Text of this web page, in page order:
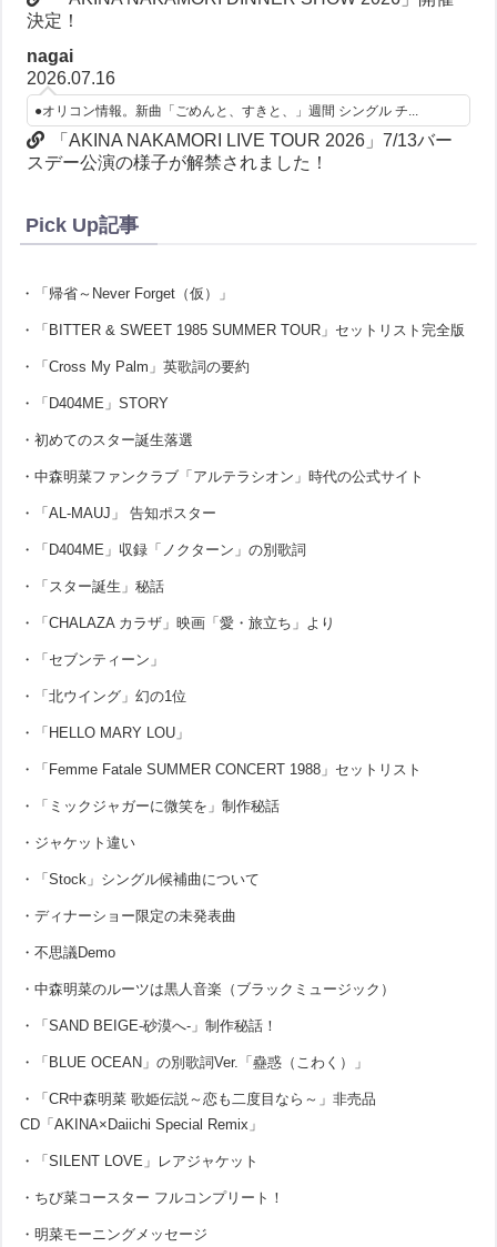
決定！
nagai
2026.07.16
●オリコン情報。新曲「ごめんと、すきと、」週間 シングル チ...
「AKINA NAKAMORI LIVE TOUR 2026」7/13バー
スデー公演の様子が解禁されました！
Pick Up記事
・「帰省～Never Forget（仮）」
・「BITTER & SWEET 1985 SUMMER TOUR」セットリスト完全版
・「Cross My Palm」英歌詞の要約
・「D404ME」STORY
・初めてのスター誕生落選
・中森明菜ファンクラブ「アルテラシオン」時代の公式サイト
・「AL-MAUJ」 告知ポスター
・「D404ME」収録「ノクターン」の別歌詞
・「スター誕生」秘話
・「CHALAZA カラザ」映画「愛・旅立ち」より
・「セブンティーン」
・「北ウイング」幻の1位
・「HELLO MARY LOU」
・「Femme Fatale SUMMER CONCERT 1988」セットリスト
・「ミックジャガーに微笑を」制作秘話
・ジャケット違い
・「Stock」シングル候補曲について
・ディナーショー限定の未発表曲
・不思議Demo
・中森明菜のルーツは黒人音楽（ブラックミュージック）
・「SAND BEIGE-砂漠へ-」制作秘話！
・「BLUE OCEAN」の別歌詞Ver.「蠱惑（こわく）」
・「CR中森明菜 歌姫伝説～恋も二度目なら～」非売品
CD「AKINA×Daiichi Special Remix」
・「SILENT LOVE」レアジャケット
・ちび菜コースター フルコンプリート！
・明菜モーニングメッセージ